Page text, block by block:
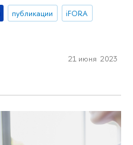
публикации
iFORA
21 июня 2023